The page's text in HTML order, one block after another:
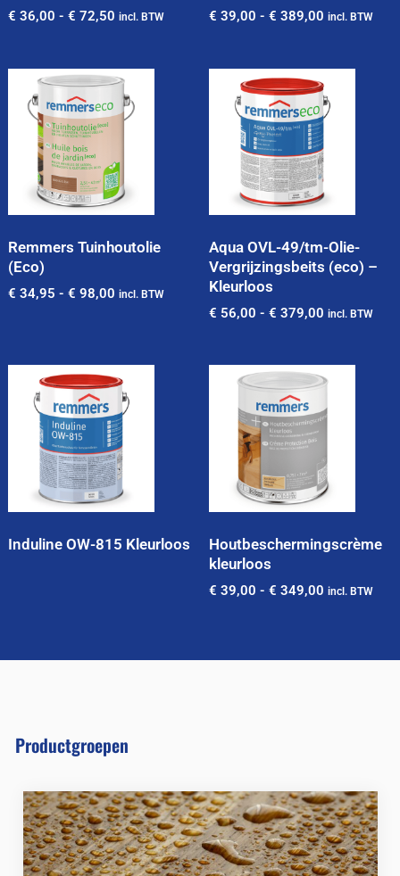
€ 36,00 - € 72,50 incl. BTW € 39,00 - € 389,00 incl. BTW
Remmers Tuinhoutolie
(Eco)
€ 34,95 - € 98,00 incl. BTW
Aqua OVL-49/tm-Olie-
Vergrijzingsbeits (eco) –
Kleurloos
€ 56,00 - € 379,00 incl. BTW
Induline OW-815 Kleurloos
Houtbeschermingscrème
kleurloos
€ 39,00 - € 349,00 incl. BTW
Productgroepen